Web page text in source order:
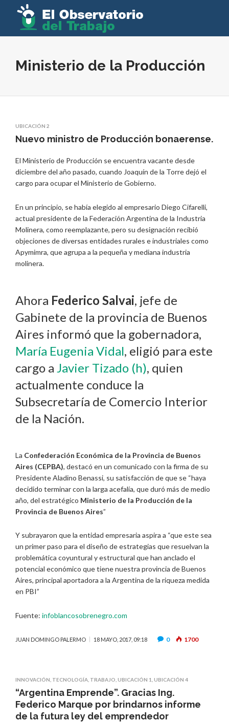
Ministerio de la Producción
UBICACIÓN 2
Nuevo ministro de Producción bonaerense.
El Ministerio de Producción se encuentra vacante desde
diciembre del año pasado, cuando Joaquín de la Torre dejó el
cargo para ocupar el Ministerio de Gobierno.
En un principio, se había elegido al empresario Diego Cifarelli,
actual presidente de la Federación Argentina de la Industria
Molinera, como reemplazante, pero su designación recibió
objeciones de diversas entidades rurales e industriales como
Apymimra, que agrupa a la pequeña y mediana industria
molinera.
Ahora Federico Salvai, jefe de
Gabinete de la provincia de Buenos
Aires informó que la gobernadora,
María Eugenia Vidal, eligió para este
cargo a Javier Tizado (h), quien
actualmente conduce la
Subsecretaría de Comercio Interior
de la Nación.
La Confederación Económica de la Provincia de Buenos
Aires (CEPBA), destacó en un comunicado con la firma de su
Presidente Aladino Benassi, su satisfacción de que se “haya
decidido terminar con la larga acefalía, que duró más de medio
año, del estratégico Ministerio de la Producción de la
Provincia de Buenos Aires”
Y subrayaron que la entidad empresaria aspira a “que este sea
un primer paso para el diseño de estrategias que resuelvan la
problemática coyuntural y estructural que han anclado el
potencial económico que tiene nuestra provincia de Buenos
Aires, principal aportadora a la Argentina de la riqueza medida
en PBI”
Fuente: infoblancosobrenegro.com
JUAN DOMINGO PALERMO 18 MAYO, 2017, 09:18 0 1700
INNOVACIÓN TECNOLOGÍA TRABAJO UBICACIÓN 1 UBICACIÓN 4
“Argentina Emprende”. Gracias Ing.
Federico Marque por brindarnos informe
de la futura ley del emprendedor